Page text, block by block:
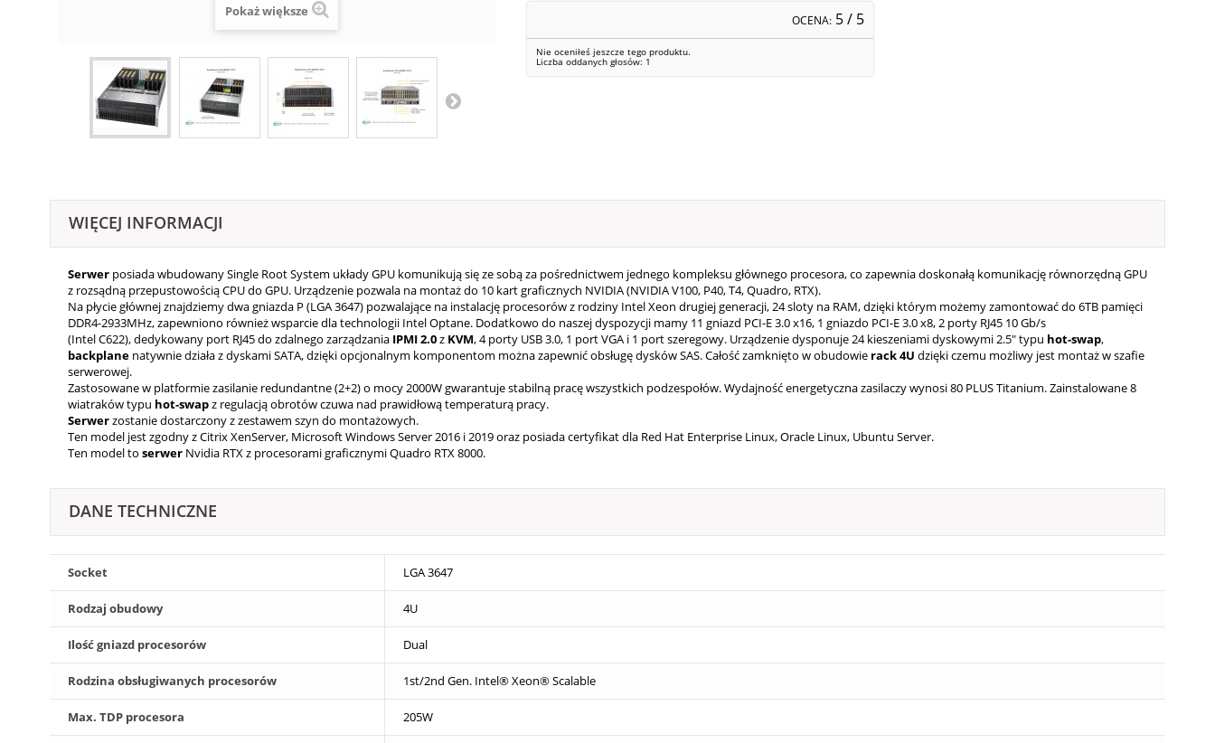
Pokaż większe
OCENA: 5/ 5
Nie oceniłeś jeszcze tego produktu.
Liczba oddanych głosów: 1
WIĘCEJ INFORMACJI
Serwer posiada wbudowany Single Root System układy GPU komunikują się ze sobą za pośrednictwem jednego kompleksu głównego procesora, co zapewnia doskonałą komunikację równorzędną GPU
z rozsądną przepustowością CPU do GPU. Urządzenie pozwala na montaż do 10 kart graficznych NVIDIA (NVIDIA V100, P40, T4, Quadro, RTX).
Na płycie głównej znajdziemy dwa gniazda P (LGA 3647) pozwalające na instalację procesorów z rodziny Intel Xeon drugiej generacji, 24 sloty na RAM, dzięki którym możemy zamontować do 6TB pamięci
DDR4-2933MHz, zapewniono również wsparcie dla technologii Intel Optane. Dodatkowo do naszej dyspozycji mamy 11 gniazd PCI-E 3.0 x16, 1 gniazdo PCI-E 3.0 x8, 2 porty RJ45 10 Gb/s
(Intel C622), dedykowany port RJ45 do zdalnego zarządzania IPMI 2.0z KVM, 4 porty USB 3.0, 1 port VGA i 1 port szeregowy. Urządzenie dysponuje 24 kieszeniami dyskowymi 2.5" typu hot-swap,
backplane natywnie działa z dyskami SATA, dzięki opcjonalnym komponentom można zapewnić obsługę dysków SAS.Całość zamknięto w obudowie rack 4U dzięki czemu możliwy jest montaż w szafie
serwerowej.
Zastosowane w platformie zasilanie redundantne (2+2) o mocy 2000W gwarantuje stabilną pracę wszystkich podzespołów. Wydajność energetyczna zasilaczy wynosi 80 PLUS Titanium. Zainstalowane 8
wiatraków typu hot-swapz regulacją obrotów czuwa nad prawidłową temperaturą pracy.
Serwerzostanie dostarczony z zestawem szyn do montażowych.
Ten model jest zgodny z Citrix XenServer, Microsoft Windows Server 2016 i 2019 oraz posiada certyfikat dla Red Hat Enterprise Linux, Oracle Linux, Ubuntu Server.
Ten model to serwer Nvidia RTX z procesorami graficznymi Quadro RTX 8000.
DANE TECHNICZNE
Socket LGA 3647
Rodzaj obudowy 4U
Ilość gniazd procesorów Dual
Rodzina obsługiwanych procesorów 1st/2nd Gen. Intel® Xeon® Scalable
Max. TDP procesora 205W